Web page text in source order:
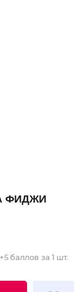
ФИДЖИ
+5 баллов за 1 шт.